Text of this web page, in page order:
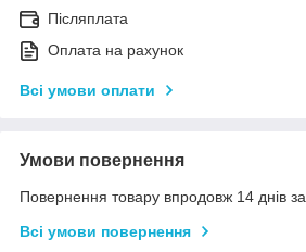
Післяплата
Оплата на рахунок
Всі умови оплати
Умови повернення
Повернення товару впродовж 14 днів
Всі умови повернення